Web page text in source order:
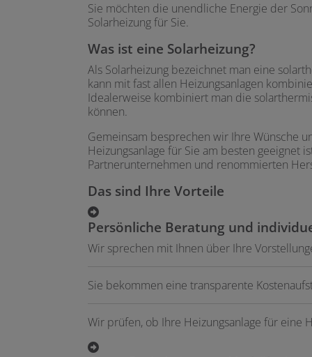
Sie möchten die unendliche Energie der
Solarheizung für Sie.
Was ist eine Solarheizung?
Als Solarheizung bezeichnet man eine
kann mit fast allen Heizungsanlagen
Idealerweise kombiniert man die
können.
Gemeinsam besprechen wir Ihre Wünsche
Heizungsanlage für Sie am besten
Partnerunternehmen und renommierten
Das sind Ihre Vorteile
Persönliche Beratung und
Wir sprechen mit Ihnen über Ihre
Sie bekommen eine transparente
Wir prüfen, ob Ihre Heizungsanlage für eine